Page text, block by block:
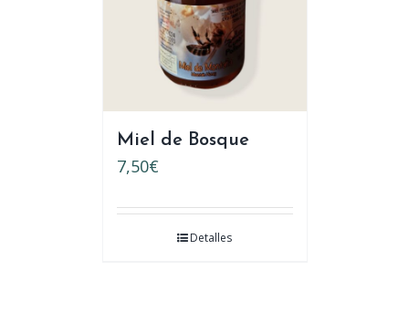
Miel de Bosque
7,50€
Detalles